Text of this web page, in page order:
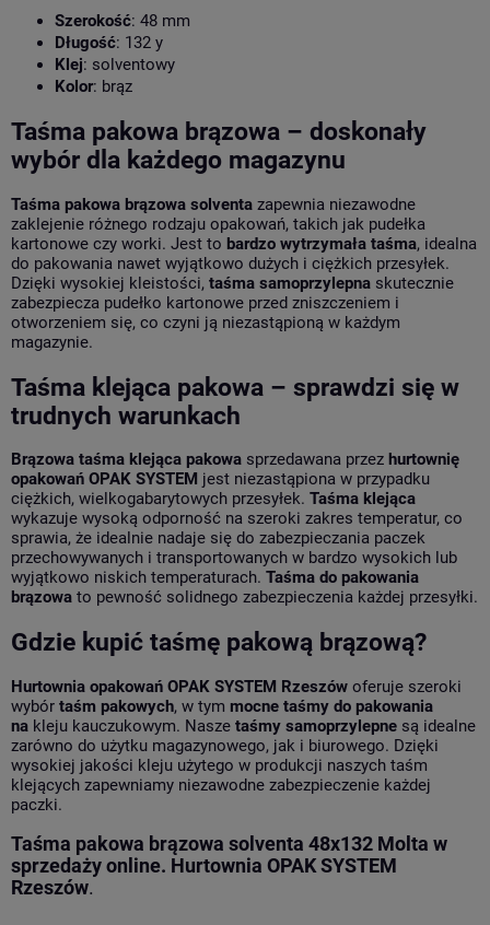
Szerokość: 48 mm
Długość: 132 y
Klej: solventowy
Kolor: brąz
Taśma pakowa brązowa – doskonały
wybór dla każdego magazynu
Taśma pakowa brązowa solventa zapewnia niezawodne
zaklejenie różnego rodzaju opakowań, takich jak pudełka
kartonowe czy worki. Jest to bardzo wytrzymała taśma, idealna
do pakowania nawet wyjątkowo dużych i ciężkich przesyłek.
Dzięki wysokiej kleistości, taśma samoprzylepna skutecznie
zabezpiecza pudełko kartonowe przed zniszczeniem i
otworzeniem się, co czyni ją niezastąpioną w każdym
magazynie.
Taśma klejąca pakowa – sprawdzi się w
trudnych warunkach
Brązowa taśma klejąca pakowa sprzedawana przez hurtownię
opakowań OPAK SYSTEM jest niezastąpiona w przypadku
ciężkich, wielkogabarytowych przesyłek. Taśma klejąca
wykazuje wysoką odporność na szeroki zakres temperatur, co
sprawia, że idealnie nadaje się do zabezpieczania paczek
przechowywanych i transportowanych w bardzo wysokich lub
wyjątkowo niskich temperaturach. Taśma do pakowania
brązowa to pewność solidnego zabezpieczenia każdej przesyłki.
Gdzie kupić taśmę pakową brązową?
Hurtownia opakowań OPAK SYSTEM Rzeszów oferuje szeroki
wybór taśm pakowych, w tym mocne taśmy do pakowania
na kleju kauczukowym. Nasze taśmy samoprzylepne są idealne
zarówno do użytku magazynowego, jak i biurowego. Dzięki
wysokiej jakości kleju użytego w produkcji naszych taśm
klejących zapewniamy niezawodne zabezpieczenie każdej
paczki.
Taśma pakowa brązowa solventa 48x132 Molta w
sprzedaży online. Hurtownia OPAK SYSTEM
Rzeszów.